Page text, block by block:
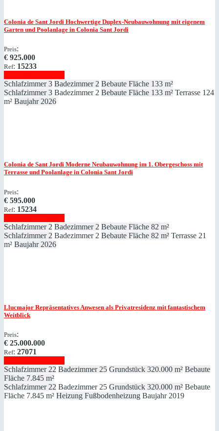
Colonia de Sant Jordi Hochwertige Duplex-Neubauwohnung mit eigenem
Garten und Poolanlage in Colonia Sant Jordi
Preis:
€ 925.000
Ref: 15233
Schlafzimmer 3 Badezimmer 2 Bebaute Fläche 133 m²
Schlafzimmer 3 Badezimmer 2 Bebaute Fläche 133 m² Terrasse 124
m² Baujahr 2026
Colonia de Sant Jordi Moderne Neubauwohnung im 1. Obergeschoss mit
Terrasse und Poolanlage in Colonia Sant Jordi
Preis:
€ 595.000
Ref: 15234
Schlafzimmer 2 Badezimmer 2 Bebaute Fläche 82 m²
Schlafzimmer 2 Badezimmer 2 Bebaute Fläche 82 m² Terrasse 21
m² Baujahr 2026
Llucmajor Repräsentatives Anwesen als Privatresidenz mit fantastischem
Weitblick
Preis:
€ 25.000.000
Ref: 27071
Schlafzimmer 22 Badezimmer 25 Grundstück 320.000 m² Bebaute
Fläche 7.845 m²
Schlafzimmer 22 Badezimmer 25 Grundstück 320.000 m² Bebaute
Fläche 7.845 m² Heizung Fußbodenheizung Baujahr 2019